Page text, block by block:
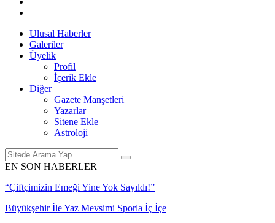
Ulusal Haberler
Galeriler
Üyelik
Profil
İçerik Ekle
Diğer
Gazete Manşetleri
Yazarlar
Sitene Ekle
Astroloji
EN SON HABERLER
“Çiftçimizin Emeği Yine Yok Sayıldı!”
Büyükşehir İle Yaz Mevsimi Sporla İç İçe